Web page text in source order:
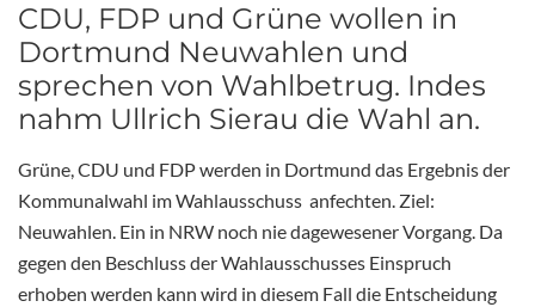
CDU, FDP und Grüne wollen in
Dortmund Neuwahlen und
sprechen von Wahlbetrug. Indes
nahm Ullrich Sierau die Wahl an.
Grüne, CDU und FDP werden in Dortmund das Ergebnis der
Kommunalwahl im Wahlausschuss anfechten. Ziel:
Neuwahlen. Ein in NRW noch nie dagewesener Vorgang. Da
gegen den Beschluss der Wahlausschusses Einspruch
erhoben werden kann wird in diesem Fall die Entscheidung